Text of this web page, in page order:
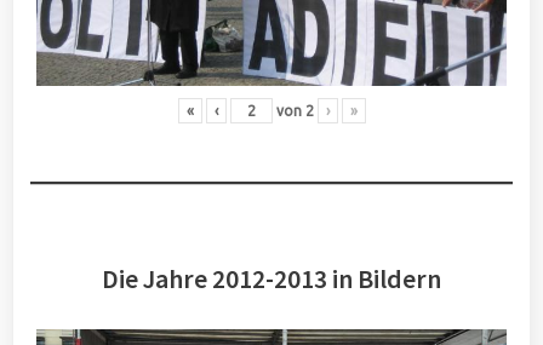
« ‹ von 2 › »
Die Jahre 2012-2013 in Bildern